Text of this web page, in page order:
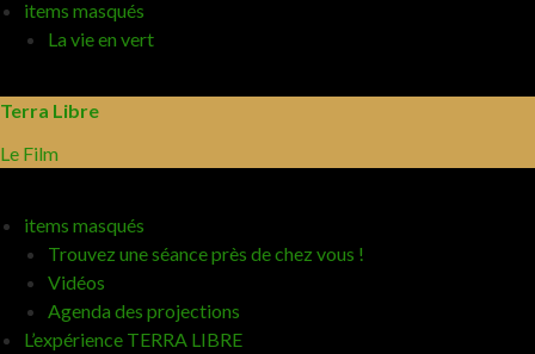
items masqués
La vie en vert
Terra Libre
Le Film
items masqués
Trouvez une séance près de chez vous !
Vidéos
Agenda des projections
L’expérience TERRA LIBRE